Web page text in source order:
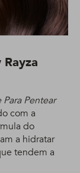
Para Pentear
com a
do
a hidratar
tendem a